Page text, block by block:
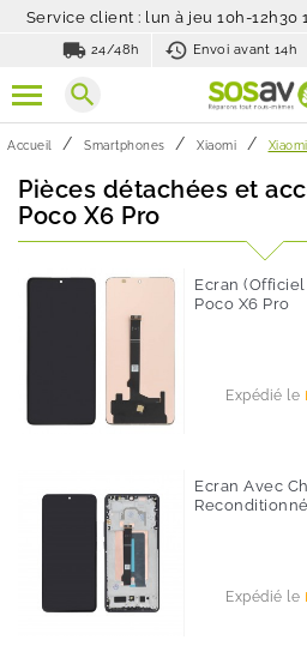
Service client : lun à jeu 10h-12h30
local_shipping 24/48h Envoi avant 14h
search
Accueil Smartphones Xiaomi
Pièces détachées et
Poco X6 Pro
Ecran
Poco X6 Pro
Expédié le
Ecran Avec
Expédié le